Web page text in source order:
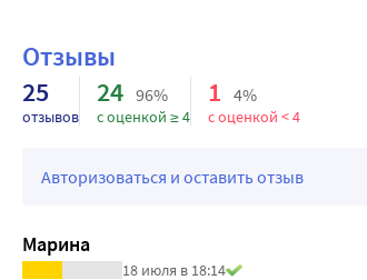
Отзывы
25
отзывов
24 96%
с оценкой ≥ 4
1 4%
с оценкой < 4
Авторизоваться и оставить отзыв
Марина
18 июля в 18:14